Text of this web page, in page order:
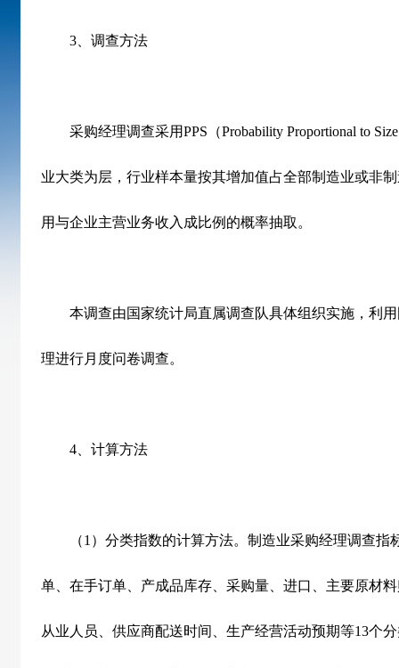
3 、调查方法
采购经理调查采用PPS （Probability Proportional to Size
业大类为层，行业样本量按其增加值占全部制造业或非
用与企业主营业务收入成比例的概率抽取。
本调查由国家统计局直属调查队具体组织实施，利用
理进行月度问卷调查。
4 、计算方法
（1 ）分类指数的计算方法。制造业采购经理调查指
单、在手订单、产成品库存、采购量、进口、主要原材
从业人员、供应商配送时间、生产经营活动预期等13个